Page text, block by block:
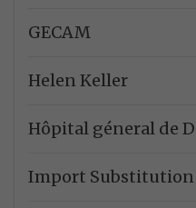
GECAM
Helen Keller
Hôpital géneral de
Import Substitution